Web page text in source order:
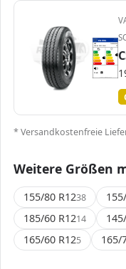
ENERG 454414
CST TL00041000
195/60 R12C 104N C2
A
B
C C
D
E
A
B B
C
D
E
72 dB
* Versandkostenfreie
Weitere Größen
155/80 R1238
185/60 R1214
165/60 R125 165/